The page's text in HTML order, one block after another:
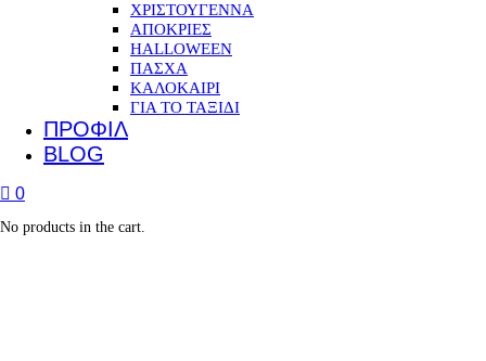
ΧΡΙΣΤΟΥΓΕΝΝΑ
ΑΠΟΚΡΙΕΣ
HALLOWEEN
ΠΑΣΧΑ
ΚΑΛΟΚΑΙΡΙ
ΓΙΑ ΤΟ ΤΑΞΙΔΙ
ΠΡΟΦΙΛ
BLOG
0
No products in the cart.